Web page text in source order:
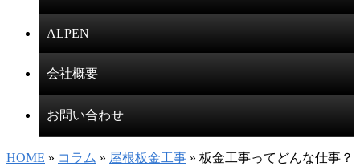
ALPEN
会社概要
お問い合わせ
HOME » コラム » 屋根板金工事 » 板金工事ってどんな仕事？